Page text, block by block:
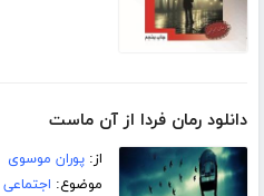
دانلود رمان فردا از آن ماست
از:پوران موسوی
موضوع: اجتماعی